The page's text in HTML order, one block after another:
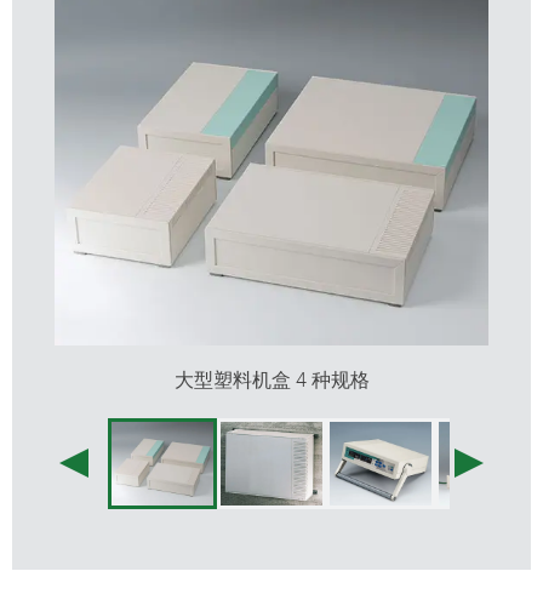
允许 30° 倾斜，使用户在现场有一个有利的设置角
固定柱用于固定电路板和元器件
大型塑料机盒 4 种规格